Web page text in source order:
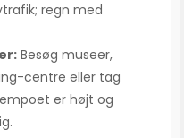
regn med
Besøg museer,
centre eller tag
er højt og